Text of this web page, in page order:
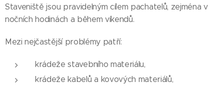
Staveniště jsou pravidelným cílem pachatelů, zejména v
nočních hodinách a během víkendů.
Mezi nejčastější problémy patří:
krádeže stavebního materiálu,
krádeže kabelů a kovových materiálů,